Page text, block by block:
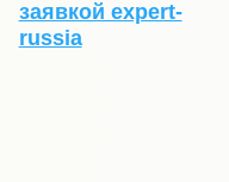
заявкой expert-
russia